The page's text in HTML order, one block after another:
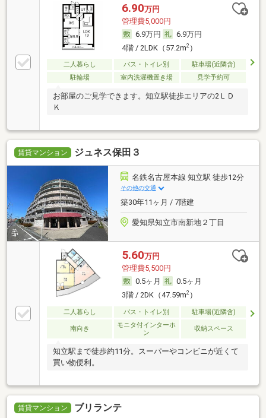
6.90万円
管理費5,000円
6.9万円
6.9万円
4階 / 2LDK（57.2m2）
二人暮らし バス・トイレ別
駐車場(近隣含)
駐輪場
室内洗濯機置き場 見学予約可
お部屋のご見学できます。知立駅徒歩エリアの2ＬＤ
Ｋ
賃貸マンション ジュネス保田３
名鉄名古屋本線 知立駅 徒歩12分
その他の交通
築30年11ヶ月 / 7階建
愛知県知立市南新地２丁目
5.60万円
管理費5,500円
0.5ヶ月
0.5ヶ月
3階 / 2DK（47.59m2）
二人暮らし バス・トイレ別 駐車場(近隣含)
南向き
モニタ付インターホ
ン
収納スペース
知立駅まで徒歩約11分。スーパーやコンビニが近くて
買い物便利。
賃貸マンション ブリランテ